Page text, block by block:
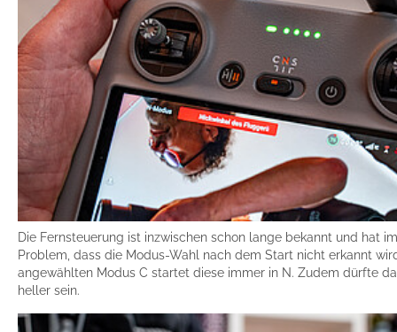
Die Fernsteuerung ist inzwischen schon lange bekannt und hat
Problem, dass die Modus-Wahl nach dem Start nicht erkannt
angewählten Modus C startet diese immer in N. Zudem dürfte
heller sein.